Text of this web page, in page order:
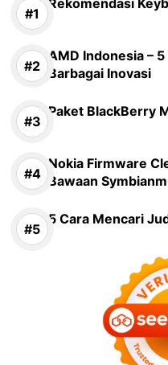
Rekomendasi
AMD Indonesia –
Barbagai Inovasi
Paket BlackBerry
Nokia Firmware
Bawaan
5 Cara Mencari